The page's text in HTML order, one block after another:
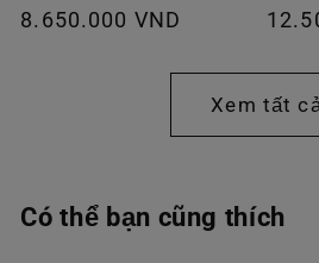
Giá
8.650.000 VND
Giá
Xem tất
Có thể bạn cũng thích